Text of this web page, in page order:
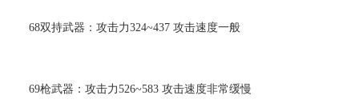
68双持武器：攻击力324~437 攻击速度一般
69枪武器：攻击力526~583 攻击速度非常缓慢